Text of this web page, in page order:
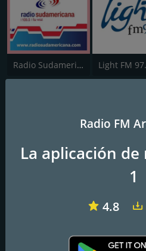
Radio Sudamericana 100.5 FM Light FM
Ciudad 94.7 FM
Somos tu música
Radio FM
La aplicación
1
4.8